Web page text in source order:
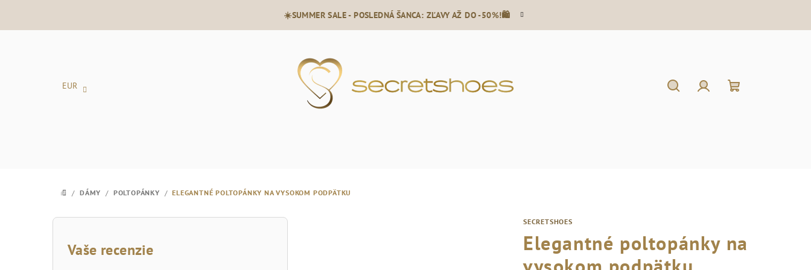
☀️SUMMER SALE - POSLEDNÁ ŠANCA: ZĽAVY AŽ DO -50%!🛍️
EUR
DOMOV
/ DÁMY / POLTOPÁNKY / ELEGANTNÉ POLTOPÁNKY NA VYSOKOM PODPÄTKU
B
Vaše recenzie
SECRETSHOES
Elegantné poltopánky na